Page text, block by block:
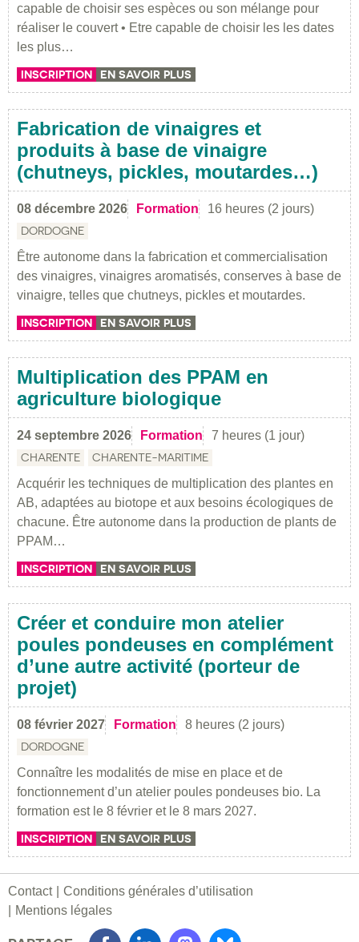
capable de choisir ses espèces ou son mélange pour
réaliser le couvert • Etre capable de choisir les les dates
les plus…
INSCRIPTION EN SAVOIR PLUS
Fabrication de vinaigres et
produits à base de vinaigre
(chutneys, pickles, moutardes…)
08 décembre 2026 Formation 16 heures (2 jours)
DORDOGNE
Être autonome dans la fabrication et commercialisation
des vinaigres, vinaigres aromatisés, conserves à base de
vinaigre, telles que chutneys, pickles et moutardes.
INSCRIPTION EN SAVOIR PLUS
Multiplication des PPAM en
agriculture biologique
24 septembre 2026 Formation 7 heures (1 jour)
CHARENTE CHARENTE-MARITIME
Acquérir les techniques de multiplication des plantes en
AB, adaptées au biotope et aux besoins écologiques de
chacune. Être autonome dans la production de plants de
PPAM…
INSCRIPTION EN SAVOIR PLUS
Créer et conduire mon atelier
poules pondeuses en complément
d’une autre activité (porteur de
projet)
08 février 2027 Formation 8 heures (2 jours)
DORDOGNE
Connaître les modalités de mise en place et de
fonctionnement d’un atelier poules pondeuses bio. La
formation est le 8 février et le 8 mars 2027.
INSCRIPTION EN SAVOIR PLUS
Contact
Conditions générales d’utilisation
Mentions légales